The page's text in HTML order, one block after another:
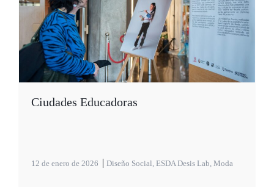
Ciudades Educadoras
12 de enero de 2026 Diseño Social, ESDA Desis Lab, Moda